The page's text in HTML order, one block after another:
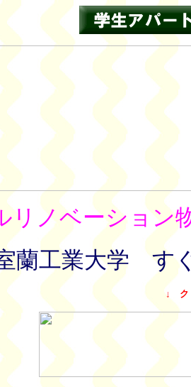
リノベーション
蘭工業大学 す
↓ ク